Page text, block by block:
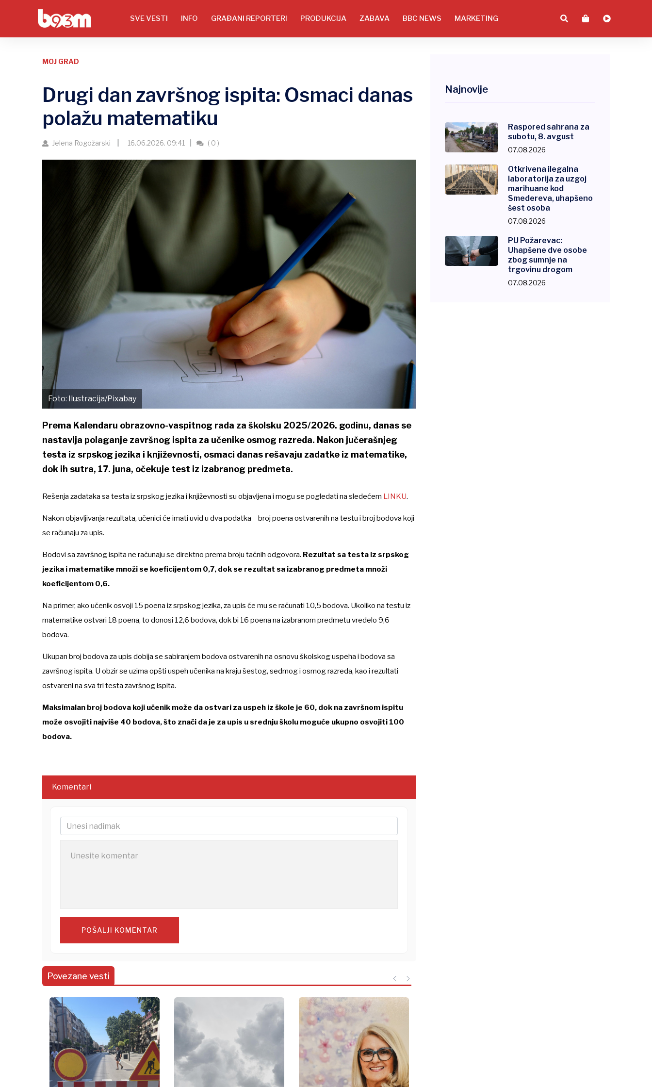
SVE VESTI INFO GRAĐANI REPORTERI PRODUKCIJA ZABAVA BBC NEWS MARKETING
MOJ GRAD
Drugi dan završnog ispita: Osmaci danas
polažu matematiku
Jelena Rogožarski 16.06.2026. 09:41 ( 0 )
Foto: Ilustracija/Pixabay
Prema Kalendaru obrazovno-vaspitnog rada za školsku 2025/2026. godinu, danas se
nastavlja polaganje završnog ispita za učenike osmog razreda. Nakon jučerašnjeg
testa iz srpskog jezika i književnosti, osmaci danas rešavaju zadatke iz matematike,
dok ih sutra, 17. juna, očekuje test iz izabranog predmeta.
Rešenja zadataka sa testa iz srpskog jezika i književnosti su objavljena i mogu se pogledati na sledećem LINKU.
Nakon objavljivanja rezultata, učenici će imati uvid u dva podatka – broj poena ostvarenih na testu i broj bodova koji
se računaju za upis.
Bodovi sa završnog ispita ne računaju se direktno prema broju tačnih odgovora. Rezultat sa testa iz srpskog
jezika i matematike množi se koeficijentom 0,7, dok se rezultat sa izabranog predmeta množi
koeficijentom 0,6.
Na primer, ako učenik osvoji 15 poena iz srpskog jezika, za upis će mu se računati 10,5 bodova. Ukoliko na testu iz
matematike ostvari 18 poena, to donosi 12,6 bodova, dok bi 16 poena na izabranom predmetu vredelo 9,6
bodova.
Ukupan broj bodova za upis dobija se sabiranjem bodova ostvarenih na osnovu školskog uspeha i bodova sa
završnog ispita. U obzir se uzima opšti uspeh učenika na kraju šestog, sedmog i osmog razreda, kao i rezultati
ostvareni na sva tri testa završnog ispita.
Maksimalan broj bodova koji učenik može da ostvari za uspeh iz škole je 60, dok na završnom ispitu
može osvojiti najviše 40 bodova, što znači da je za upis u srednju školu moguće ukupno osvojiti 100
bodova.
Komentari
POŠALJI KOMENTAR
Povezane vesti
Najnovije
Raspored sahrana za
subotu, 8. avgust
07.08.2026
Otkrivena ilegalna
laboratorija za uzgoj
marihuane kod
Smedereva, uhapšeno
šest osoba
07.08.2026
PU Požarevac:
Uhapšene dve osobe
zbog sumnje na
trgovinu drogom
07.08.2026